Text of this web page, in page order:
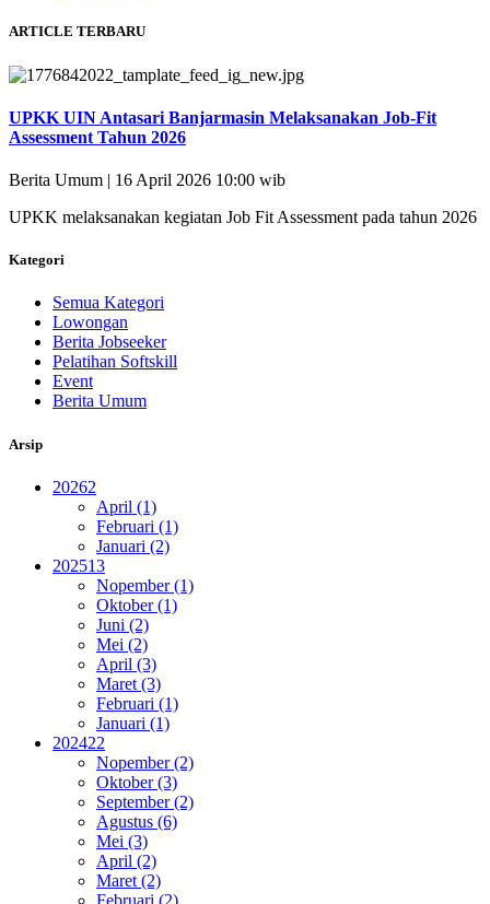
ARTICLE TERBARU
UPKK UIN Antasari Banjarmasin Melaksanakan Job-Fit
Assessment Tahun 2026
Berita Umum | 16 April 2026 10:00 wib
UPKK melaksanakan kegiatan Job Fit Assessment pada tahun 2026
Kategori
Semua Kategori
Lowongan
Berita Jobseeker
Pelatihan Softskill
Event
Berita Umum
Arsip
20262
April (1)
Februari (1)
Januari (2)
202513
Nopember (1)
Oktober (1)
Juni (2)
Mei (2)
April (3)
Maret (3)
Februari (1)
Januari (1)
202422
Nopember (2)
Oktober (3)
September (2)
Agustus (6)
Mei (3)
April (2)
Maret (2)
Februari (2)